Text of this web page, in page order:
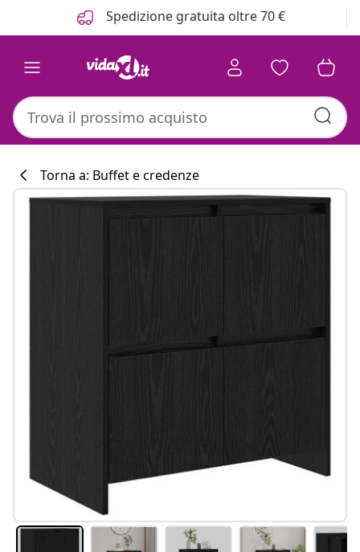
Spedizione gratuita oltre 70 €
Torna a: Buffet e credenze